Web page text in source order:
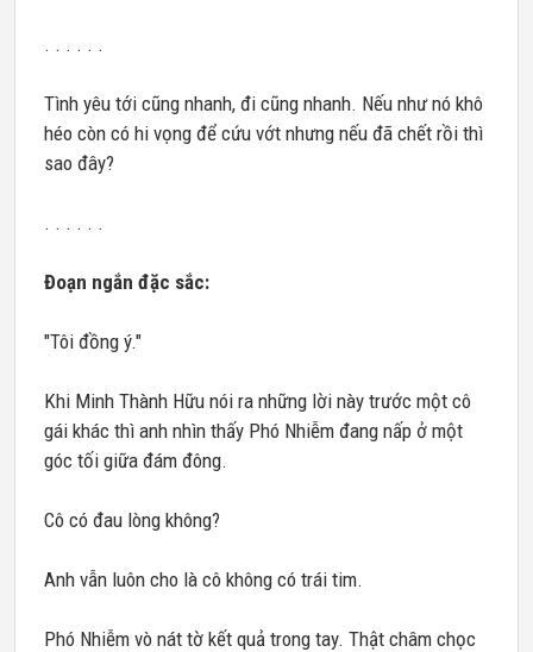
. . . . . .
Tình yêu tới cũng nhanh, đi cũng nhanh. Nếu như nó khô
héo còn có hi vọng để cứu vớt nhưng nếu đã chết rồi thì
sao đây?
. . . . . .
Đoạn ngắn đặc sắc:
"Tôi đồng ý."
Khi Minh Thành Hữu nói ra những lời này trước một cô
gái khác thì anh nhìn thấy Phó Nhiễm đang nấp ở một
góc tối giữa đám đông.
Cô có đau lòng không?
Anh vẫn luôn cho là cô không có trái tim.
Phó Nhiễm vò nát tờ kết quả trong tay. Thật châm chọc